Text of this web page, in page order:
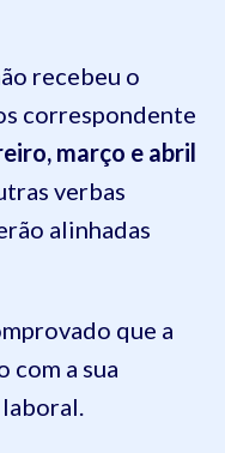
recebeu o
correspondente
março e abril
verbas
alinhadas
que a
com a sua